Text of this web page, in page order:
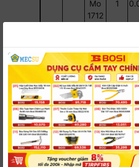
Mo
1712
1
X 2
Cr Ni
Mo
1712
1.440
4
≤
Thành phần hóa
với chốt có rãnh đầu
chuẩn METRIC DIN